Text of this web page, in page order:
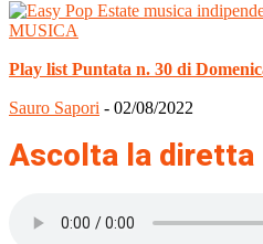
MUSICA
Play list Puntata n. 30 di
Sauro Sapori - 02/08/2022
Ascolta la diretta